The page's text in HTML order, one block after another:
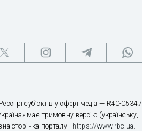
суб’єктів у сфері медіа — R40-05347
має тримовну версію (українську,
сторінка порталу - https://www.rbc.ua